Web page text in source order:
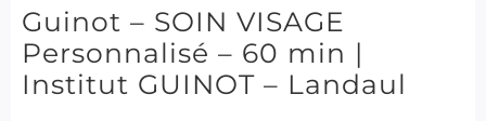
Guinot – SOIN VISAGE
Personnalisé – 60 min |
Institut GUINOT – Landaul